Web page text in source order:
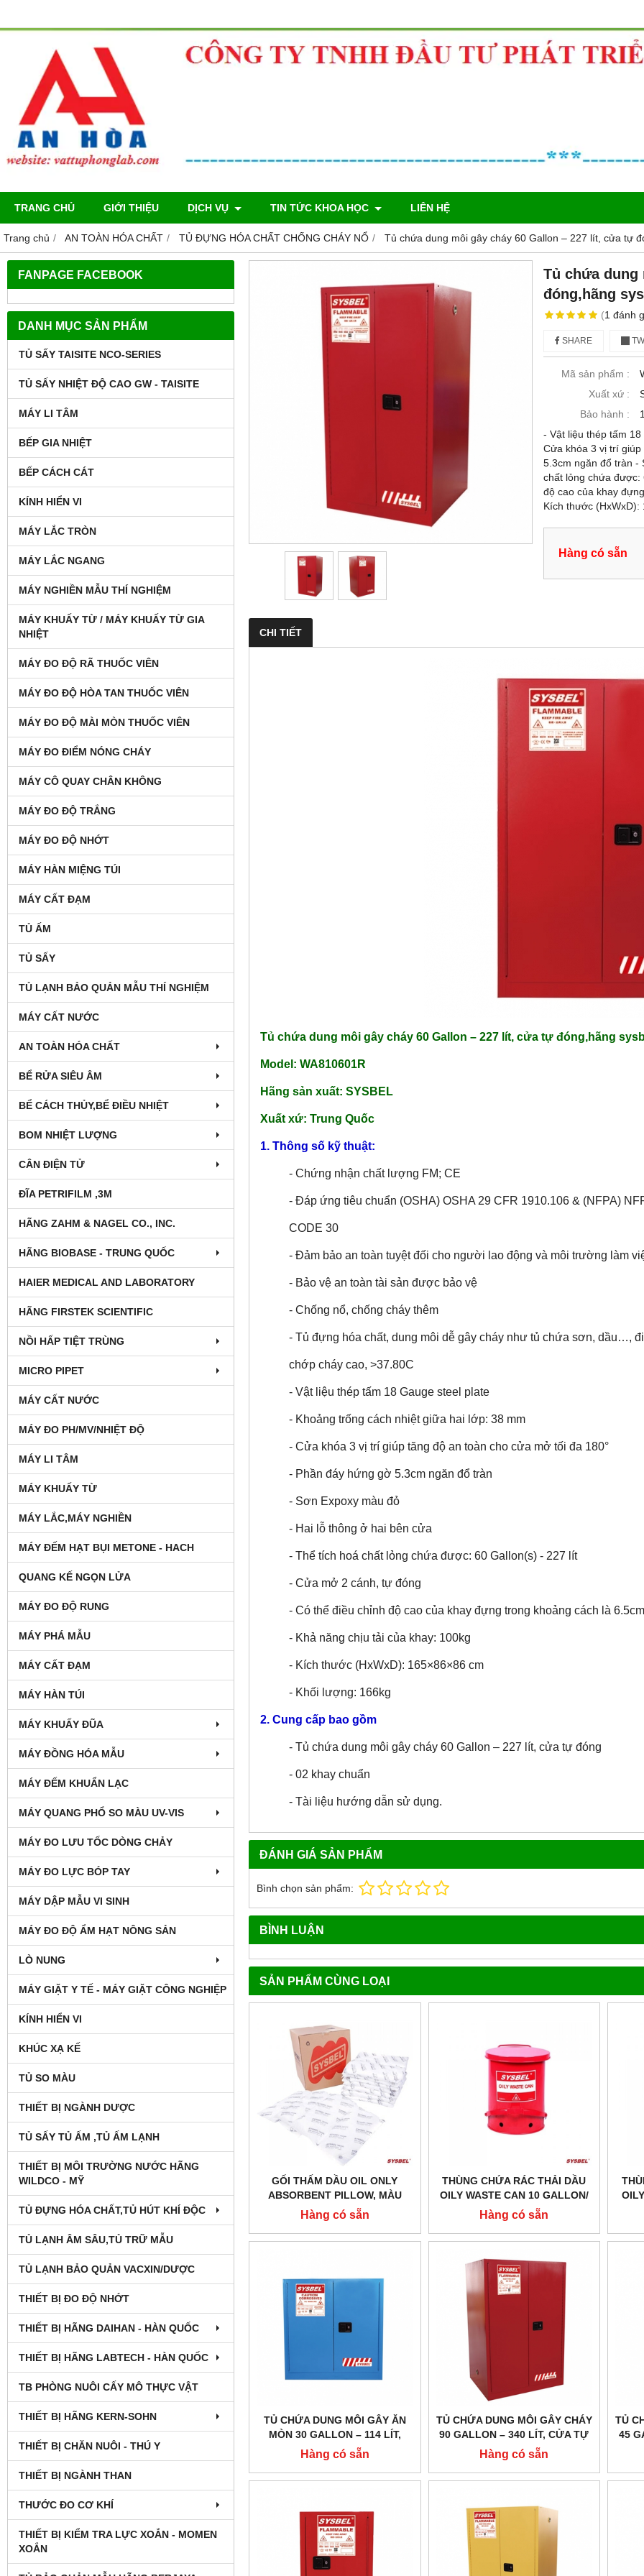
TRANG CHỦ GIỚI THIỆU DỊCH VỤ TIN TỨC KHOA HỌC LIÊN HỆ
Trang chủ AN TOÀN HÓA CHẤT TỦ ĐỰNG HÓA CHẤT CHỐNG CHÁY NỔ Tủ chứa dung môi gây cháy 60 Gallon – 227 lít, cửa tự
FANPAGE FACEBOOK
DANH MỤC SẢN PHẨM
TỦ SẤY TAISITE NCO-SERIES
TỦ SẤY NHIỆT ĐỘ CAO GW - TAISITE
MÁY LI TÂM
BẾP GIA NHIỆT
BẾP CÁCH CÁT
KÍNH HIỂN VI
MÁY LẮC TRÒN
MÁY LẮC NGANG
MÁY NGHIỀN MẪU THÍ NGHIỆM
MÁY KHUẤY TỪ / MÁY KHUẤY TỪ GIA
NHIỆT
MÁY ĐO ĐỘ RÃ THUỐC VIÊN
MÁY ĐO ĐỘ HÒA TAN THUỐC VIÊN
MÁY ĐO ĐỘ MÀI MÒN THUỐC VIÊN
MÁY ĐO ĐIỂM NÓNG CHÁY
MÁY CÔ QUAY CHÂN KHÔNG
MÁY ĐO ĐỘ TRẮNG
MÁY ĐO ĐỘ NHỚT
MÁY HÀN MIỆNG TÚI
MÁY CẤT ĐẠM
TỦ ẤM
TỦ SẤY
TỦ LẠNH BẢO QUẢN MẪU THÍ NGHIỆM
MÁY CẤT NƯỚC
AN TOÀN HÓA CHẤT
BỂ RỬA SIÊU ÂM
BỂ CÁCH THỦY,BỂ ĐIỀU NHIỆT
BOM NHIỆT LƯỢNG
CÂN ĐIỆN TỬ
ĐĨA PETRIFILM ,3M
HÃNG ZAHM & NAGEL CO., INC.
HÃNG BIOBASE - TRUNG QUỐC
HAIER MEDICAL AND LABORATORY
HÃNG FIRSTEK SCIENTIFIC
NỒI HẤP TIỆT TRÙNG
MICRO PIPET
MÁY CẤT NƯỚC
MÁY ĐO PH/MV/NHIỆT ĐỘ
MÁY LI TÂM
MÁY KHUẤY TỪ
MÁY LẮC,MÁY NGHIỀN
MÁY ĐẾM HẠT BỤI METONE - HACH
QUANG KẾ NGỌN LỬA
MÁY ĐO ĐỘ RUNG
MÁY PHÁ MẪU
MÁY CẤT ĐẠM
MÁY HÀN TÚI
MÁY KHUẤY ĐŨA
MÁY ĐỒNG HÓA MẪU
MÁY ĐẾM KHUẨN LẠC
MÁY QUANG PHỔ SO MÀU UV-VIS
MÁY ĐO LƯU TỐC DÒNG CHẢY
MÁY ĐO LỰC BÓP TAY
MÁY DẬP MẪU VI SINH
MÁY ĐO ĐỘ ẨM HẠT NÔNG SẢN
LÒ NUNG
MÁY GIẶT Y TẾ - MÁY GIẶT CÔNG NGHIỆP
KÍNH HIỂN VI
KHÚC XẠ KẾ
TỦ SO MÀU
THIẾT BỊ NGÀNH DƯỢC
TỦ SẤY TỦ ẤM ,TỦ ẤM LẠNH
THIẾT BỊ MÔI TRƯỜNG NƯỚC HÃNG
WILDCO - MỸ
TỦ ĐỰNG HÓA CHẤT,TỦ HÚT KHÍ ĐỘC
TỦ LẠNH ÂM SÂU,TỦ TRỮ MẪU
TỦ LẠNH BẢO QUẢN VACXIN/DƯỢC
THIẾT BỊ ĐO ĐỘ NHỚT
THIẾT BỊ HÃNG DAIHAN - HÀN QUỐC
THIẾT BỊ HÃNG LABTECH - HÀN QUỐC
TB PHÒNG NUÔI CẤY MÔ THỰC VẬT
THIẾT BỊ HÃNG KERN-SOHN
THIẾT BỊ CHĂN NUÔI - THÚ Y
THIẾT BỊ NGÀNH THAN
THƯỚC ĐO CƠ KHÍ
THIẾT BỊ KIỂM TRA LỰC XOẮN - MOMEN
XOẮN
Tủ chứa dung
đóng,hãng
(1đánh
SHARE
Mã sản phẩm :
Xuất xứ :
Bảo hành :
- Vật liệu thép tấm
Cửa khóa 3 vị trí
5.3cm ngăn đổ tràn -
chất lỏng chứa được:
độ cao của khay
Kích thước
Hàng có sẵn
CHI TIẾT
Tủ chứa dung môi gây cháy 60 Gallon – 227 lít, cửa tự đóng,hãng
Model: WA810601R
Hãng sản xuất: SYSBEL
Xuất xứ: Trung Quốc
1. Thông số kỹ thuật:
- Chứng nhận chất lượng FM; CE
- Đáp ứng tiêu chuẩn (OSHA) OSHA 29 CFR 1910.106 & (NFPA)
CODE 30
- Đảm bảo an toàn tuyệt đối cho người lao động và môi trường làm
- Bảo vệ an toàn tài sản được bảo vệ
- Chống nổ, chống cháy thêm
- Tủ đựng hóa chất, dung môi dễ gây cháy như tủ chứa sơn, dầu…,
chớp cháy cao, >37.80C
- Vật liệu thép tấm 18 Gauge steel plate
- Khoảng trống cách nhiệt giữa hai lớp: 38 mm
- Cửa khóa 3 vị trí giúp tăng độ an toàn cho cửa mở tối đa 180°
- Phần đáy hứng gờ 5.3cm ngăn đổ tràn
- Sơn Expoxy màu đỏ
- Hai lỗ thông ở hai bên cửa
- Thể tích hoá chất lỏng chứa được: 60 Gallon(s) - 227 lít
- Cửa mở 2 cánh, tự đóng
- Có thể điều chỉnh độ cao của khay đựng trong khoảng cách là 6.5cm
- Khả năng chịu tải của khay: 100kg
- Kích thước (HxWxD): 165×86×86 cm
- Khối lượng: 166kg
2. Cung cấp bao gồm
- Tủ chứa dung môi gây cháy 60 Gallon – 227 lít, cửa tự đóng
- 02 khay chuẩn
- Tài liệu hướng dẫn sử dụng.
ĐÁNH GIÁ SẢN PHẨM
Bình chọn sản phẩm:
BÌNH LUẬN
SẢN PHẨM CÙNG LOẠI
GỐI THẤM DẦU OIL ONLY
ABSORBENT PILLOW, MÀU
TRẮNG MODEL: SOP001
Hàng có sẵn
THÙNG CHỨA RÁC THẢI DẦU
OILY WASTE CAN 10 GALLON/
37.9 LÍT, MÀU ĐỎ CHO DUNG
MÔI DỄ CHÁY WA8109300
Hàng có sẵn
TỦ CHỨA DUNG MÔI GÂY ĂN
MÒN 30 GALLON – 114 LÍT,
CỬA TỰ ĐÓNG,HÃNG SYSBEL
MODEL: WA810301B
Hàng có sẵn
TỦ CHỨA DUNG MÔI GÂY CHÁY
90 GALLON – 340 LÍT, CỬA TỰ
ĐÓNG,HÃNG SYSBEL MODEL:
WA810861R
Hàng có sẵn
TỦ
45